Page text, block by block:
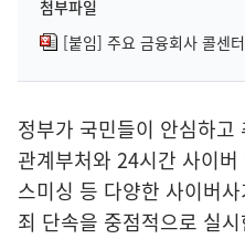
첨부파일
[붙임] 주요 금융회사 콜센
정부가 국민들이 안심하
관계부처와 24시간 사이
스미싱 등 다양한 사이버
죄 단속을 중점적으로 실